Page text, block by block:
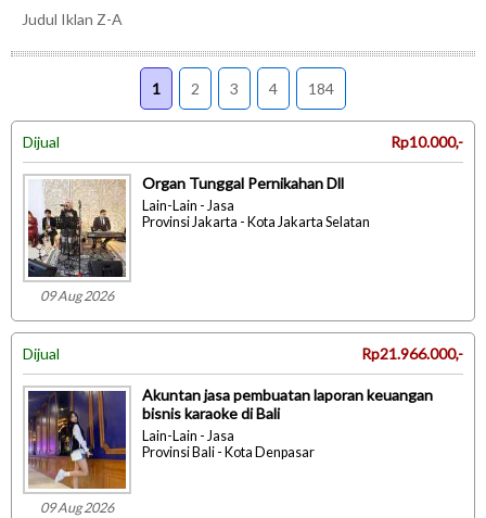
Judul Iklan Z-A
1 2 3 4 184
Dijual Rp10.000,-
09 Aug 2026
Organ Tunggal Pernikahan Dll
Lain-Lain - Jasa
Provinsi Jakarta - Kota Jakarta Selatan
Dijual Rp21.966.000,-
09 Aug 2026
Akuntan jasa pembuatan laporan keuangan
bisnis karaoke di Bali
Lain-Lain - Jasa
Provinsi Bali - Kota Denpasar